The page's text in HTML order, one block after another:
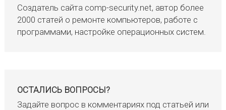
Создатель сайта comp-security.net, автор более
2000 статей о ремонте компьютеров, работе с
программами, настройке операционных систем.
ОСТАЛИСЬ ВОПРОСЫ?
Задайте вопрос в комментариях под статьей или